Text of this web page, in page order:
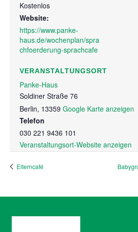
Kostenlos
Website:
https://www.panke-
haus.de/wochenplan/spra
chfoerderung-sprachcafe
VERANSTALTUNGSORT
Panke-Haus
Soldiner Straße 76
Berlin, 13359 Google Karte anzeigen
Telefon
030 221 9436 101
Veranstaltungsort-Website anzeigen
Elterncafé